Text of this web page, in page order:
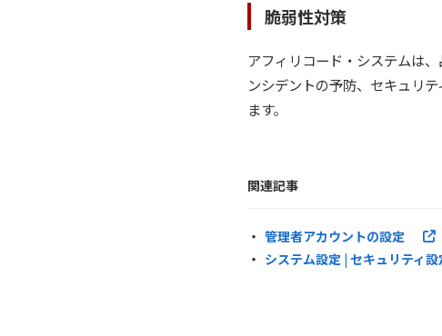
脆弱性対策
アフィリコード・システムは
ンシデントの予防、セキュリ
ます。
関連記事
管理者アカウントの設定
システム設定 | セキュリティ設